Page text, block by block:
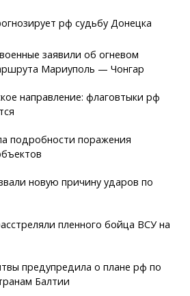
рф судьбу Донецка
заявили об огневом
Мариуполь — Чонгар
направление: флаговтыки рф
подробности поражения
новую причину ударов по
пленного бойца ВСУ на
предупредила о плане рф по
Балтии